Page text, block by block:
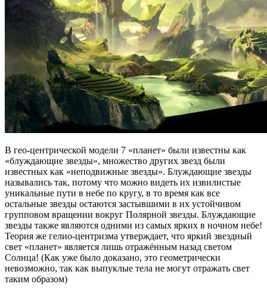
В гео-центрической модели 7 «планет» были известны как
«блуждающие звезды», множество других звезд были
известных как «неподвижные звезды». Блуждающие звезды
назывались так, потому что можно видеть их извилистые
уникальные пути в небе по кругу, в то время как все
остальные звезды остаются застывшими в их устойчивом
групповом вращении вокруг Полярной звезды. Блуждающие
звезды также являются одними из самых ярких в ночном небе!
Теория же гелио-центризма утверждает, что яркий звездный
свет «планет» является лишь отражённым назад светом
Солнца! (Как уже было доказано, это геометрически
невозможно, так как выпуклые тела не могут отражать свет
таким образом)